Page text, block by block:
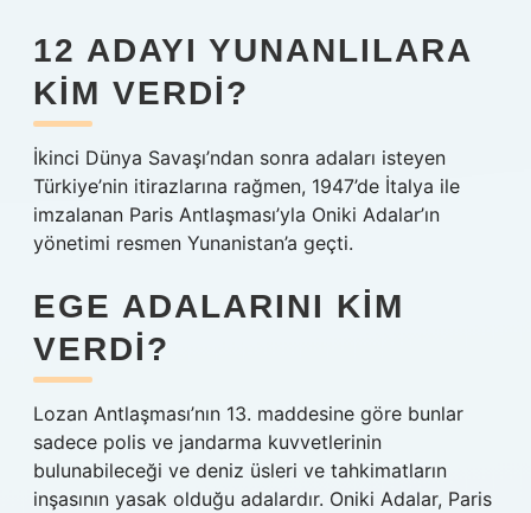
12 ADAYI YUNANLILARA
KIM VERDI?
İkinci Dünya Savaşı’ndan sonra adaları isteyen
Türkiye’nin itirazlarına rağmen, 1947’de İtalya ile
imzalanan Paris Antlaşması’yla Oniki Adalar’ın
yönetimi resmen Yunanistan’a geçti.
EGE ADALARINI KIM
VERDI?
Lozan Antlaşması’nın 13. maddesine göre bunlar
sadece polis ve jandarma kuvvetlerinin
bulunabileceği ve deniz üsleri ve tahkimatların
inşasının yasak olduğu adalardır. Oniki Adalar, Paris